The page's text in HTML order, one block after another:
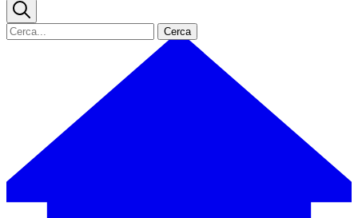
Cerca